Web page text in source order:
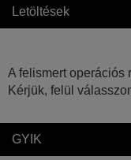
Letöltések
A felismert operációs
Kérjük, felül
GYIK